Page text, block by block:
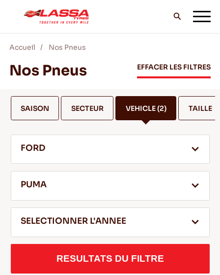
TOUS LES PNEUS LASSA
BLOG & VIDEOS
SERVICE & AIDE
Accueil Nos Pneus
Nos Pneus EFFACER LES FILTRES
SAISON SECTEUR VEHICLE(2) TAILLE
FORD
PUMA
SELECTIONNER L'ANNEE
RESULTATS DU FILTRE